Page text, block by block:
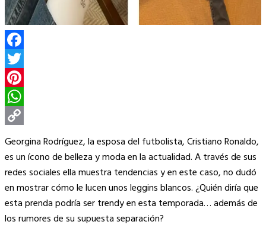
Facebook
Twitter
Pinterest
WhatsApp
Copy
Link
Georgina Rodríguez, la esposa del futbolista, Cristiano Ronaldo,
es un ícono de belleza y moda en la actualidad. A través de sus
redes sociales ella muestra tendencias y en este caso, no dudó
en mostrar cómo le lucen unos leggins blancos. ¿Quién diría que
esta prenda podría ser trendy en esta temporada… además de
los rumores de su supuesta separación?